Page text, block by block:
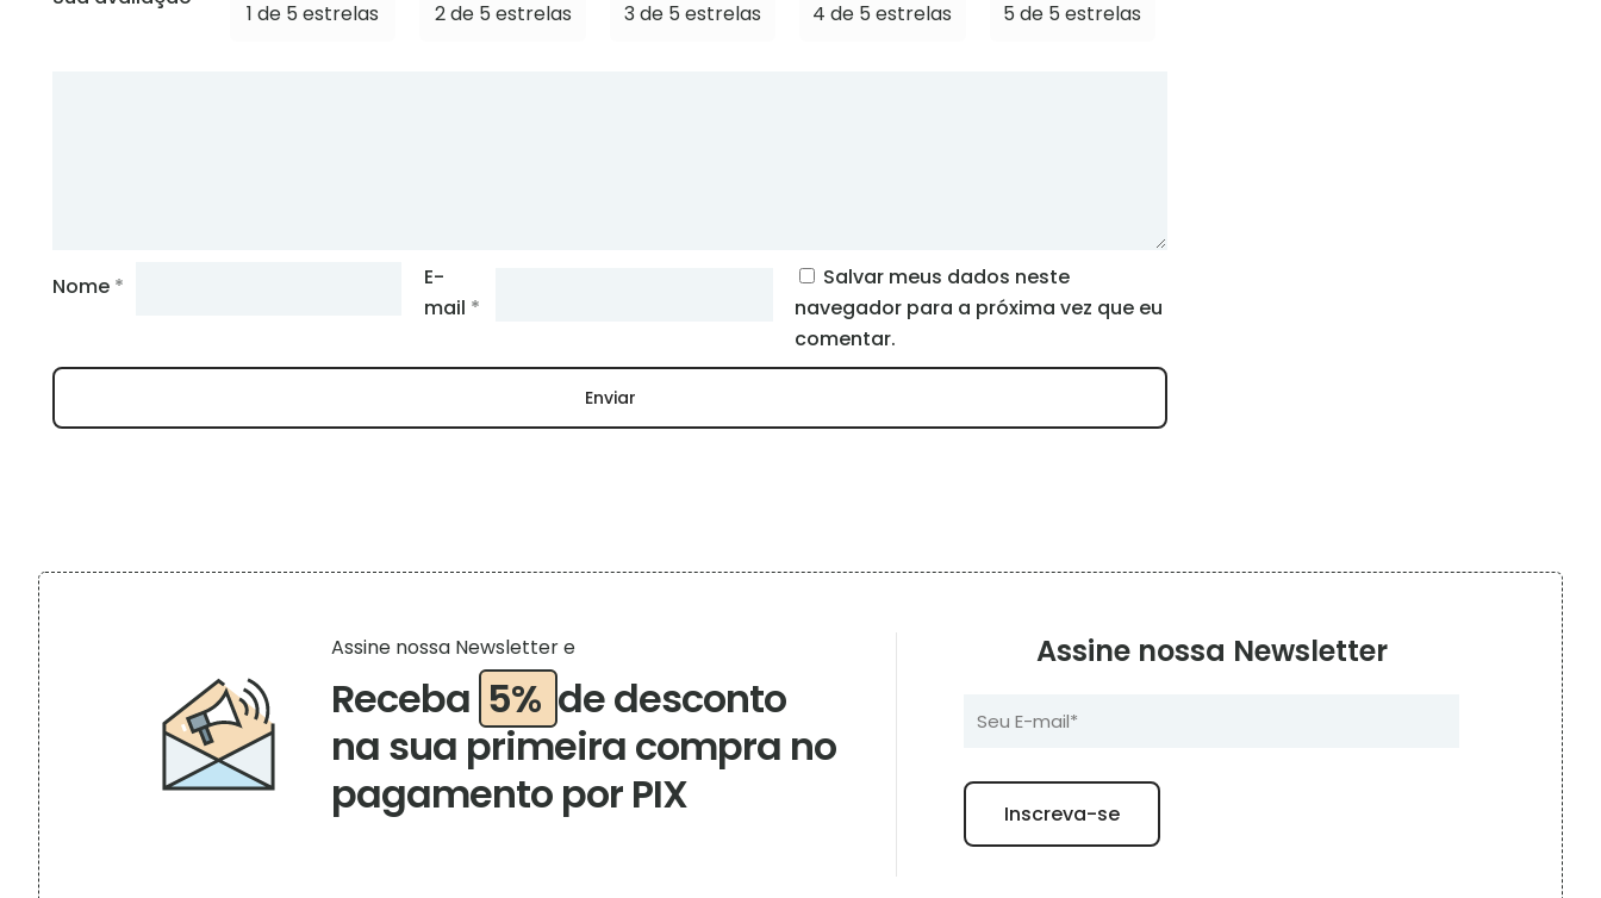
1 de 5 estrelas 2 de 5 estrelas 3 de 5 estrelas 4 de 5 estrelas 5 de 5 estrelas
Nome *
E-
mail *
Salvar meus dados neste
navegador para a próxima vez que eu
comentar.
Receba 5% de desconto
na sua primeira compra no
pagamento por PIX
Assine nossa Newsletter e Assine nossa Newsletter